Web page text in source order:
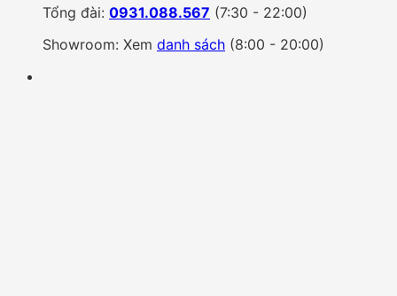
Tổng đài: 0931.088.567 (7:30 - 22:00)
Showroom: Xem danh sách (8:00 - 20:00)